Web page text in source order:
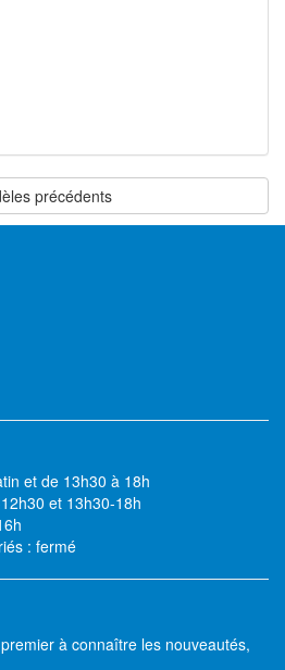
précédents
et de 13h30 à 18h
et 13h30-18h
: fermé
à connaître les nouveautés,